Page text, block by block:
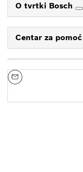
O tvrtki Bosch
Centar za pomoć